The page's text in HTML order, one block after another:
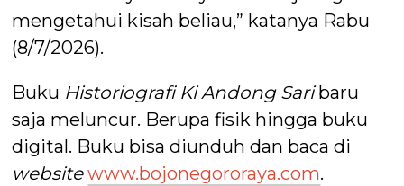
mengetahui kisah beliau,” katanya Rabu
(8/7/2026).
Buku Historiografi Ki Andong Saribaru
saja meluncur. Berupa fisik hingga buku
digital. Buku bisa diunduh dan baca di
websitewww.bojonegororaya.com.